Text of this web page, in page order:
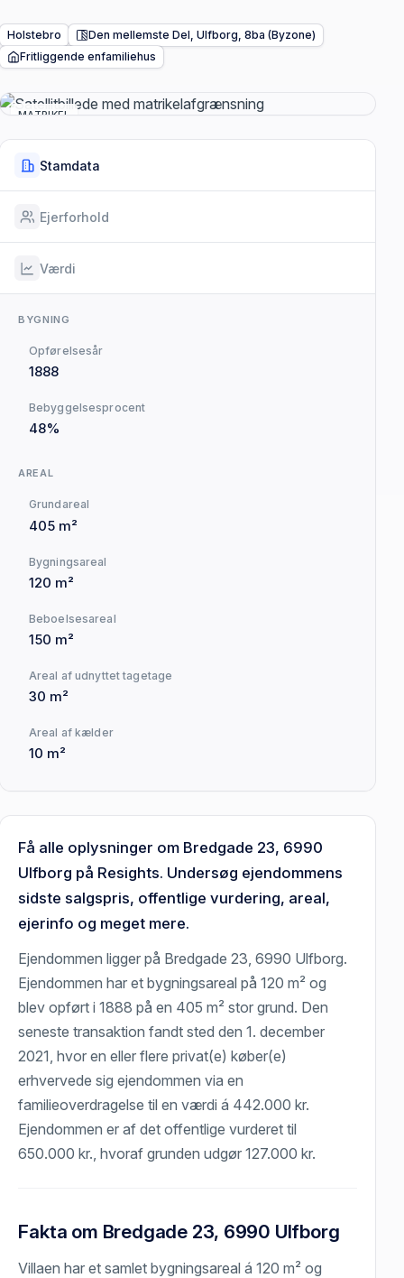
Holstebro
Den mellemste Del, Ulfborg, 8ba (Byzone)
Fritliggende enfamiliehus
MATRIKEL
Stamdata
Ejerforhold
Værdi
BYGNING
Opførelsesår
1888
Bebyggelsesprocent
48%
AREAL
Grundareal
405 m²
Bygningsareal
120 m²
Beboelsesareal
150 m²
Areal af udnyttet tagetage
30 m²
Areal af kælder
10 m²
Få alle oplysninger om Bredgade 23, 6990
Ulfborg på Resights. Undersøg ejendommens
sidste salgspris, offentlige vurdering, areal,
ejerinfo og meget mere.
Ejendommen ligger på Bredgade 23, 6990 Ulfborg.
Ejendommen har et bygningsareal på 120 m² og
blev opført i 1888 på en 405 m² stor grund. Den
seneste transaktion fandt sted den 1. december
2021, hvor en eller flere privat(e) køber(e)
erhvervede sig ejendommen via en
familieoverdragelse til en værdi á 442.000 kr.
Ejendommen er af det offentlige vurderet til
650.000 kr., hvoraf grunden udgør 127.000 kr.
Fakta om Bredgade 23, 6990 Ulfborg
Villaen har et samlet bygningsareal á 120 m² og